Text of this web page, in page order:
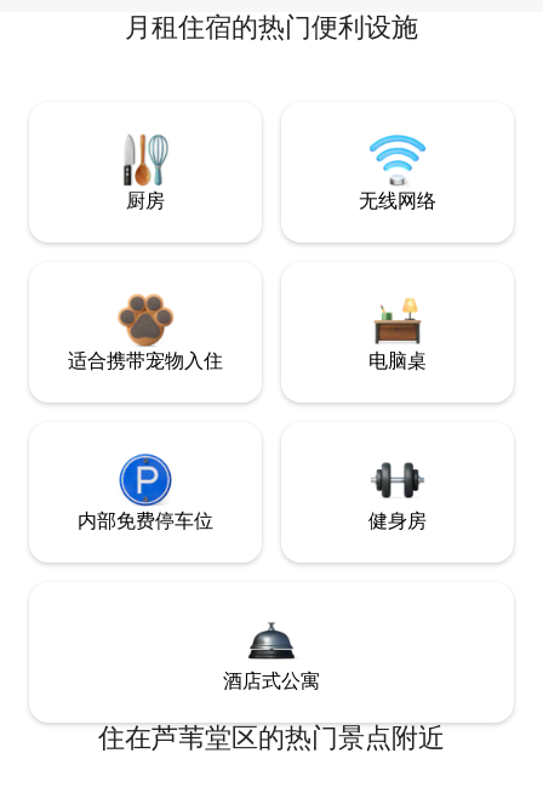
月租住宿的热门便利设施
厨房 无线网络
适合携带宠物入住 电脑桌
内部免费停车位 健身房
酒店式公寓
住在芦苇堂区的热门景点附近